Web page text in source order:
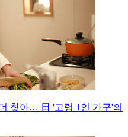
찾아… 日 '고령 1인 가구'의